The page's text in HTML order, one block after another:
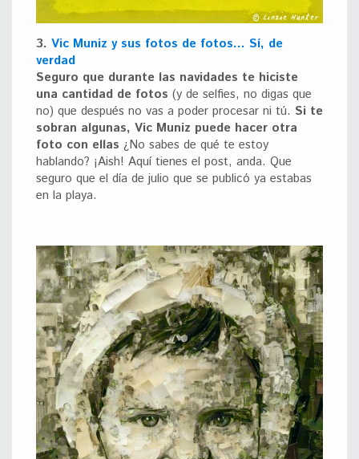
3. Vic Muniz y sus fotos de fotos… Sí, de
verdad
Seguro que durante las navidades te hiciste
una cantidad de fotos (y de selfies, no digas que
no) que después no vas a poder procesar ni tú. Si te
sobran algunas, Vic Muniz puede hacer otra
foto con ellas ¿No sabes de qué te estoy
hablando? ¡Aish! Aquí tienes el post, anda. Que
seguro que el día de julio que se publicó ya estabas
en la playa.